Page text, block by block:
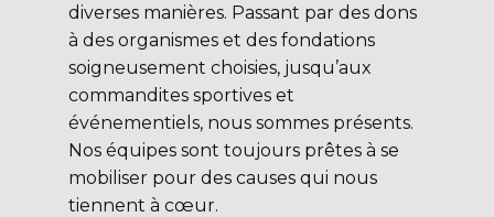
diverses manières. Passant par des dons
à des organismes et des fondations
soigneusement choisies, jusqu’aux
commandites sportives et
événementiels, nous sommes présents.
Nos équipes sont toujours prêtes à se
mobiliser pour des causes qui nous
tiennent à cœur.